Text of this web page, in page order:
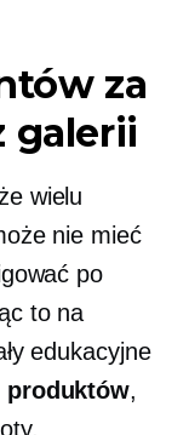
za
galerii
wielu
nie mieć
po
to na
edukacyjne
produktów,